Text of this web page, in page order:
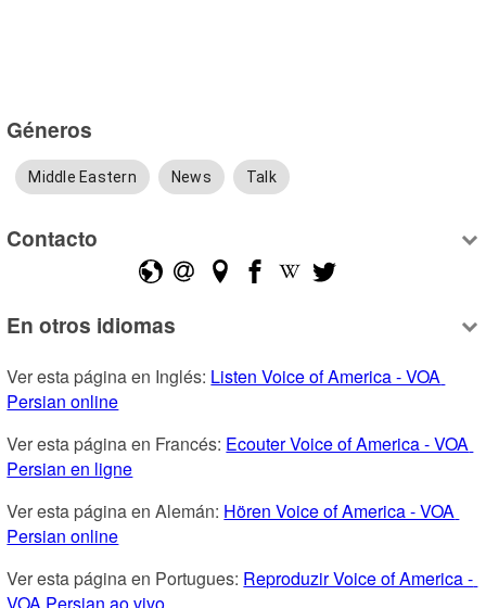
Géneros
Middle Eastern News Talk
Contacto
En otros idiomas
Ver esta página en Inglés: Listen Voice of America - VOA
Persian online
Ver esta página en Francés: Ecouter Voice of America - VOA
Persian en ligne
Ver esta página en Alemán: Hören Voice of America - VOA
Persian online
Ver esta página en Portugues: Reproduzir Voice of America -
VOA Persian ao vivo